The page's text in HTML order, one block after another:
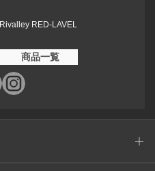
Rivalley RED-LAVEL
商品一覧